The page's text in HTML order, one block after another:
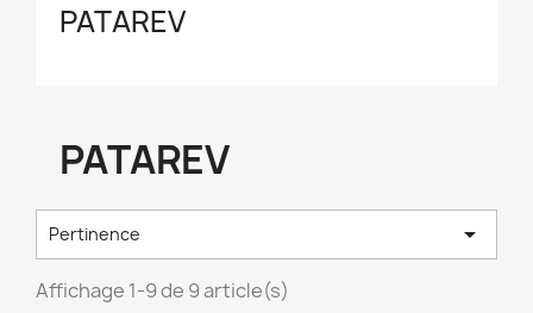
PATAREV
PATAREV
Pertinence 
Affichage 1-9 de 9 article(s)